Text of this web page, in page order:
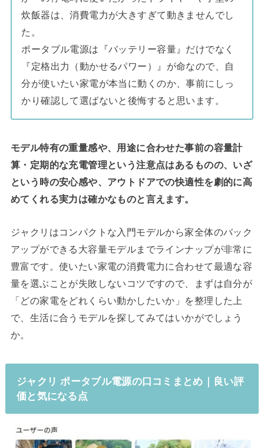
炊飯器は、消費電力が大きすぎて動きませんでし
た。
ポータブル電源は『バッテリー容量』だけでなく
『定格出力（動かせるパワー）』が命なので、自
分が使いたい家電が本当に動くのか、事前にしっ
かり確認して選ばないと後悔すると思います。
モデル特有の重量感や、用途に合わせた事前の容量計
算・定期的な充電管理という注意点はあるものの、いざ
という時の安心感や、アウトドアでの快適性を劇的に高
めてくれる実力は確かなものと言えます。
ジャクリはコンパクトな入門モデルから家全体のバック
アップができる大容量モデルまでラインナップが非常に
豊富です。使いたい家電の消費電力に合わせて最適な容
量を選ぶことが失敗しないコツですので、まずは自分が
「どの家電をどれくらい動かしたいか」を整理した上
で、生活に合うモデルを探してみてはいかがでしょう
か。
ジャクリ ポータブル電源の口コミまとめ｜良い評
価と気になる点